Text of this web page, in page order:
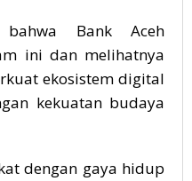
bahwa Bank Aceh
ini dan melihatnya
ekosistem digital
kekuatan budaya
dengan gaya hidup